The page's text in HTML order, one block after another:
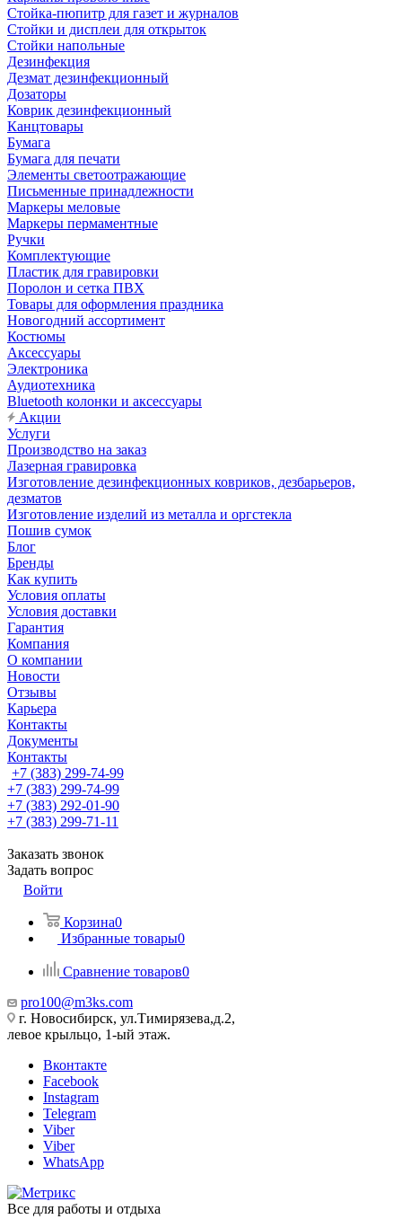
Стойка-пюпитр для газет и журналов
Стойки и дисплеи для открыток
Стойки напольные
Дезинфекция
Дезмат дезинфекционный
Дозаторы
Коврик дезинфекционный
Канцтовары
Бумага
Бумага для печати
Элементы светоотражающие
Письменные принадлежности
Маркеры меловые
Маркеры пермаментные
Ручки
Комплектующие
Пластик для гравировки
Поролон и сетка ПВХ
Товары для оформления праздника
Новогодний ассортимент
Костюмы
Аксессуары
Электроника
Аудиотехника
Bluetooth колонки и аксессуары
Акции
Услуги
Производство на заказ
Лазерная гравировка
Изготовление дезинфекционных ковриков, дезбарьеров,
дезматов
Изготовление изделий из металла и оргстекла
Пошив сумок
Блог
Бренды
Как купить
Условия оплаты
Условия доставки
Гарантия
Компания
О компании
Новости
Отзывы
Карьера
Контакты
Документы
Контакты
+7 (383) 299-74-99
+7 (383) 299-74-99
+7 (383) 292-01-90
+7 (383) 299-71-11
Заказать звонок
Задать вопрос
Войти
Корзина0
Избранные товары0
Сравнение товаров0
pro100@m3ks.com
г. Новосибирск, ул.Тимирязева,д.2,
левое крыльцо, 1-ый этаж.
Вконтакте
Facebook
Instagram
Telegram
Viber
Viber
WhatsApp
Все для работы и отдыха